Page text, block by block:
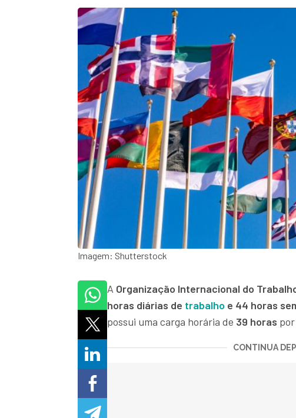
Imagem: Shutterstock
A Organização Internacional do
horas diárias de trabalho e 44 horas
possui uma carga horária de 39 horas
CONTINUA